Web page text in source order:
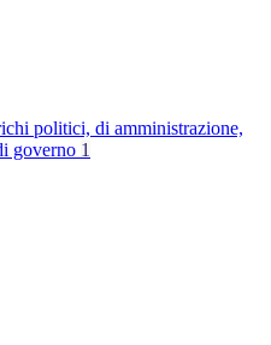
politici, di amministrazione,
governo 1